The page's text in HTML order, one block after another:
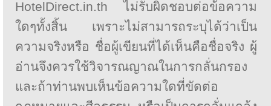
HotelDirect.in.th ไม่รับผิดชอบต่อข้อความ
ใดๆทั้งสิ้น เพราะไม่สามารถระบุได้ว่าเป็น
ความจริงหรือ ชื่อผู้เขียนที่ได้เห็นคือชื่อจริง ผู้
อ่านจึงควรใช้วิจารณญาณในการกลั่นกรอง
และถ้าท่านพบเห็นข้อความใดที่ขัดต่อ